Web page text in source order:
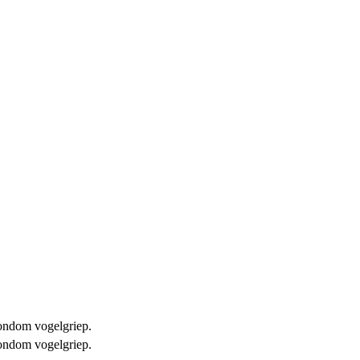
vogelgriep.
vogelgriep.